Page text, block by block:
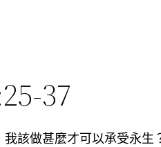
37
該做甚麼才可以承受永生